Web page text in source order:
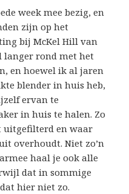
week mee bezig, en
zijn op het
bij McKel Hill van
langer rond met het
en hoewel ik al jaren
blender in huis heb,
ervan te
in huis te halen. Zo
uitgefilterd en waar
overhoudt. Niet zo’n
haal je ook alle
dat in sommige
hier niet zo.